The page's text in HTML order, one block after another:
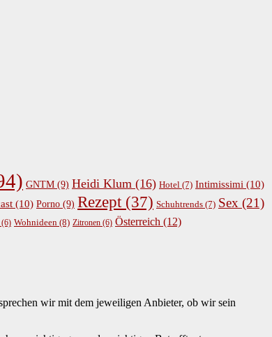
GNTM (9) Heidi Klum (16) Hotel (7) Intimissimi (10)
(10) Porno (9) Rezept(37) Schuhtrends (7) Sex (21)
(6) Wohnideen (8) Zitronen (6) Österreich (12)
wir mit dem jeweiligen Anbieter, ob wir sein